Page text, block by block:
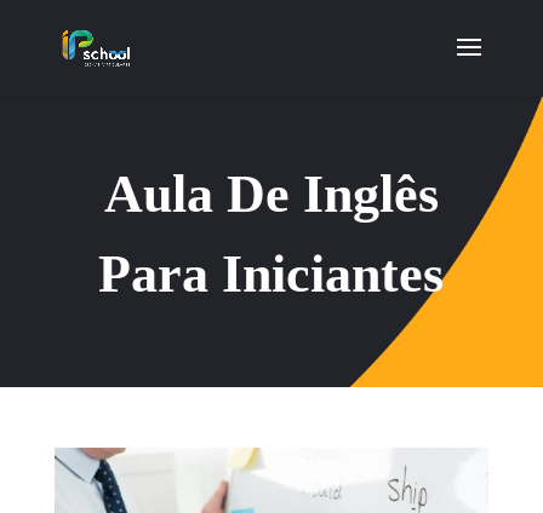
Aula De Inglês
Para Iniciantes